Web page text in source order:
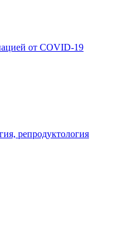
от COVID-19
репродуктология